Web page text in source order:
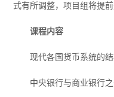
式有所调整，项目组将提前
课程内容
现代各国货币系统的
中央银行与商业银行